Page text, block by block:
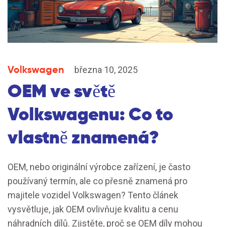
Volkswagen března 10, 2025
OEM ve světě
Volkswagenu: Co to
vlastně znamená?
OEM, nebo originální výrobce zařízení, je často
používaný termín, ale co přesně znamená pro
majitele vozidel Volkswagen? Tento článek
vysvětluje, jak OEM ovlivňuje kvalitu a cenu
náhradních dílů. Zjistěte, proč se OEM díly mohou